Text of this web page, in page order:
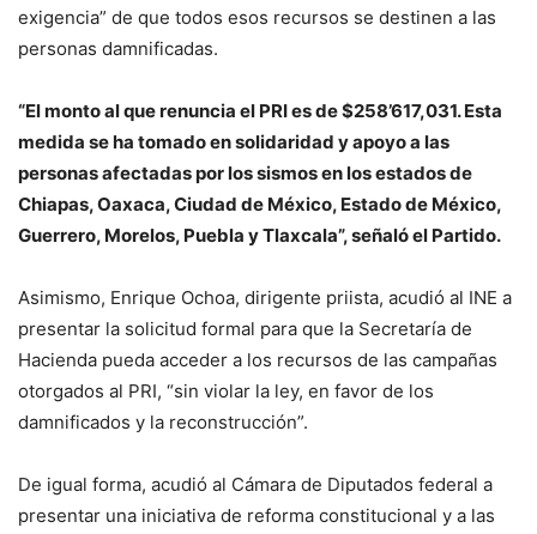
exigencia” de que todos esos recursos se destinen a las
personas damnificadas.
“El monto al que renuncia el PRI es de $258’617,031. Esta
medida se ha tomado en solidaridad y apoyo a las
personas afectadas por los sismos en los estados de
Chiapas, Oaxaca, Ciudad de México, Estado de México,
Guerrero, Morelos, Puebla y Tlaxcala”, señaló el Partido.
Asimismo, Enrique Ochoa, dirigente priista, acudió al INE a
presentar la solicitud formal para que la Secretaría de
Hacienda pueda acceder a los recursos de las campañas
otorgados al PRI, “sin violar la ley, en favor de los
damnificados y la reconstrucción”.
De igual forma, acudió al Cámara de Diputados federal a
presentar una iniciativa de reforma constitucional y a las